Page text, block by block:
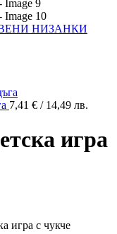
НИЗАНКИ
7,41 € / 14,49 лв.
игра
игра с чукче